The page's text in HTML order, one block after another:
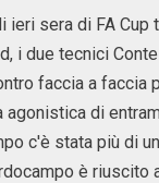
ieri sera di FA Cup
i due tecnici
faccia a faccia
agonistica di
c'è stata più di
è riuscito